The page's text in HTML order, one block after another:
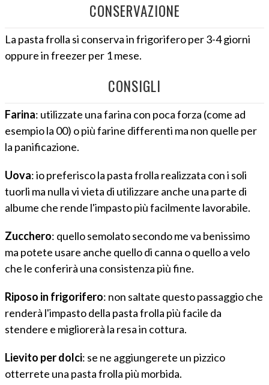
CONSERVAZIONE
La pasta frolla si conserva in frigorifero per 3-4 giorni
oppure in freezer per 1 mese.
CONSIGLI
Farina: utilizzate una farina con poca forza (come ad
esempio la 00) o più farine differenti ma non quelle per
la panificazione.
Uova: io preferisco la pasta frolla realizzata con i soli
tuorli ma nulla vi vieta di utilizzare anche una parte di
albume che rende l'impasto più facilmente lavorabile.
Zucchero: quello semolato secondo me va benissimo
ma potete usare anche quello di canna o quello a velo
che le conferirà una consistenza più fine.
Riposo in frigorifero: non saltate questo passaggio che
renderà l'impasto della pasta frolla più facile da
stendere e migliorerà la resa in cottura.
Lievito per dolci: se ne aggiungerete un pizzico
otterrete una pasta frolla più morbida.